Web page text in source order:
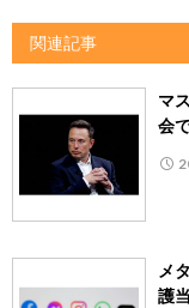
関連記事
マ
会
メ
護